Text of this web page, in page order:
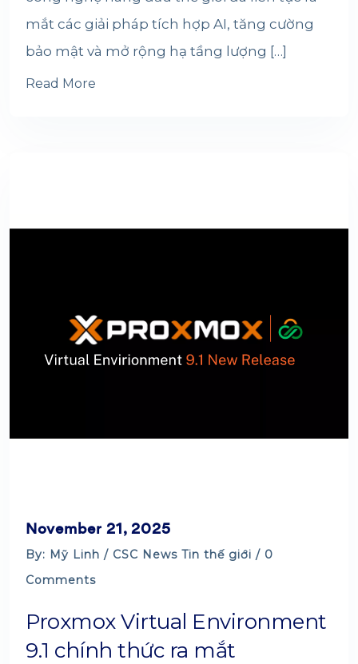
mắt các giải pháp tích hợp AI, tăng cường
bảo mật và mở rộng hạ tầng lượng […]
Read More
November 21, 2025
By: Mỹ Linh / CSC News Tin thế giới / 0
Comments
Proxmox Virtual Environment
9.1 chính thức ra mắt